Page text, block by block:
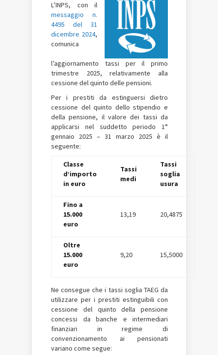
L’INPS, con il
messaggio n.
4495 del 31
dicembre 2024,
comunica
l’aggiornamento tassi per il primo
trimestre 2025, relativamente alla
cessione del quinto delle pensioni.
Per i prestiti da estinguersi dietro
cessione del quinto dello stipendio e
della pensione, il valore dei tassi da
applicarsi nel suddetto periodo 1°
gennaio 2025 – 31 marzo 2025 è il
seguente:
Classe
d’importo
in euro
Tassi
medi
Tassi
soglia
usura
Fino a
15.000
euro
13,19 20,4875
Oltre
15.000
euro
9,20 15,5000
Ne consegue che i tassi soglia TAEG da
utilizzare per i prestiti estinguibili con
cessione del quinto della pensione
concessi da banche e intermediari
finanziari in regime di
convenzionamento ai pensionati
variano come segue: